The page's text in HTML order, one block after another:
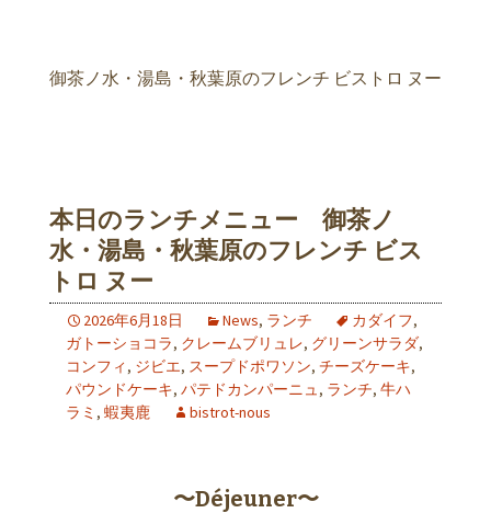
御茶ノ水・湯島・秋葉原のフレンチ ビストロ ヌー
本日のランチメニュー 御茶ノ
水・湯島・秋葉原のフレンチ ビス
トロ ヌー
2026年6月18日 News, ランチ カダイフ,
ガトーショコラ, クレームブリュレ, グリーンサラダ,
コンフィ , ジビエ, スープドポワソン, チーズケーキ,
パウンドケーキ, パテドカンパーニュ, ランチ, 牛ハ
ラミ , 蝦夷鹿 bistrot-nous
〜Déjeuner〜